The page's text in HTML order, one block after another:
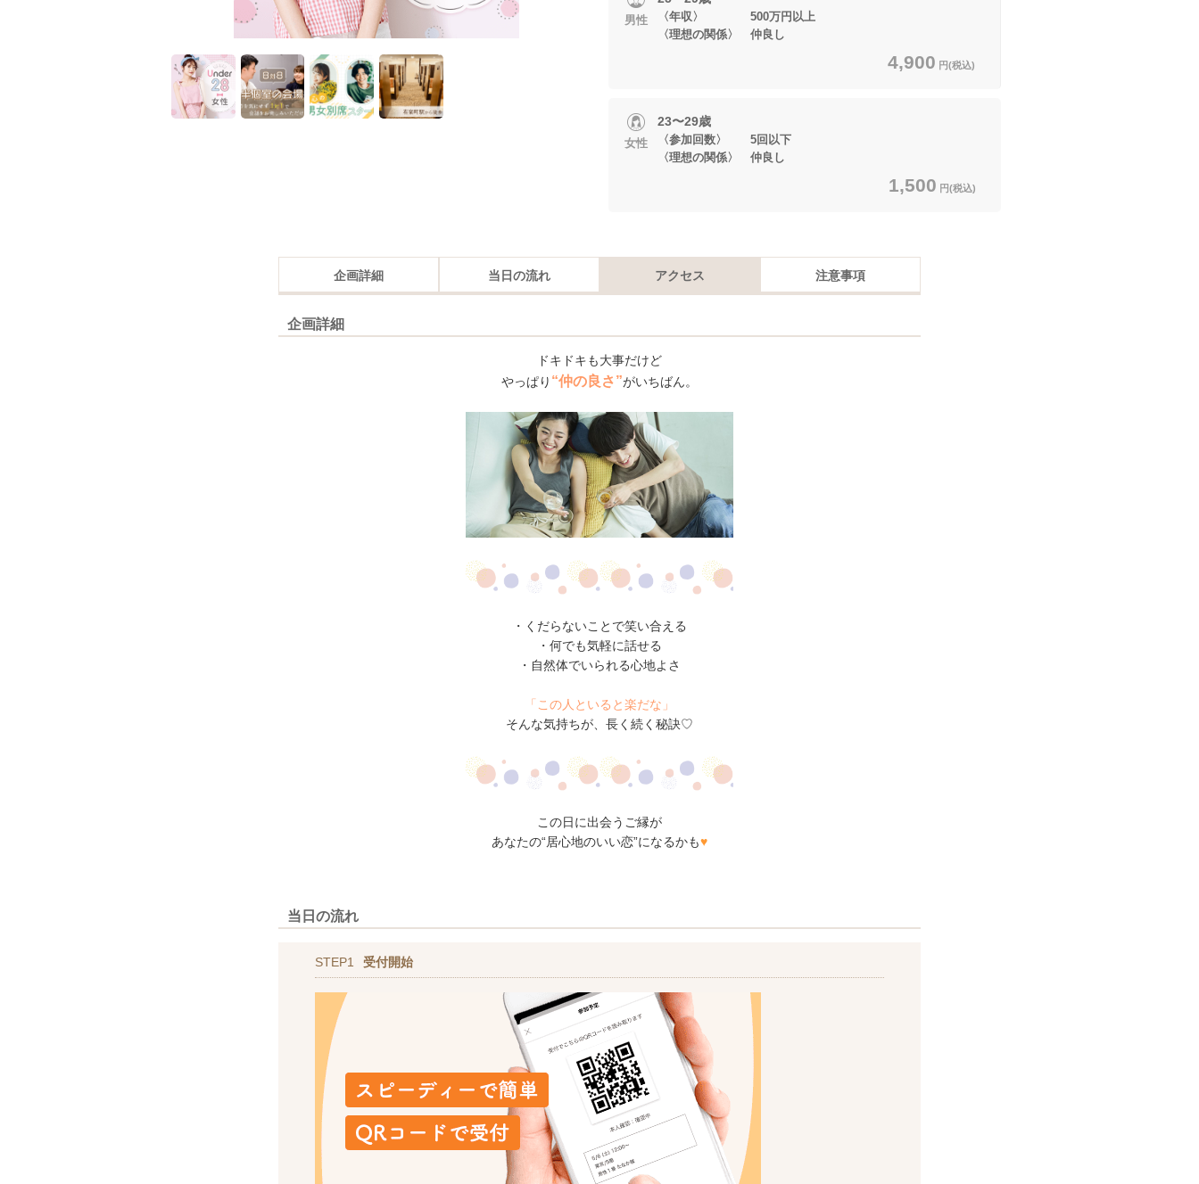
男性
〈年収〉 500万円以上
〈理想の関係〉 仲良し
4,900 円(税込)
女性
23〜29歳
〈参加回数〉 5回以下
〈理想の関係〉 仲良し
1,500 円(税込)
企画詳細 当日の流れ アクセス 注意事項
企画詳細
ドキドキも大事だけど
やっぱり “仲の良さ”がいちばん。
・くだらないことで笑い合える
・何でも気軽に話せる
・自然体でいられる心地よさ
「この人といると楽だな」
そんな気持ちが、長く続く秘訣♡
この日に出会うご縁が
あなたの“居心地のいい恋”になるかも♥
当日の流れ
STEP1 受付開始